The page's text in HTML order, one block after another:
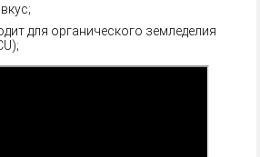
для органического земледелия